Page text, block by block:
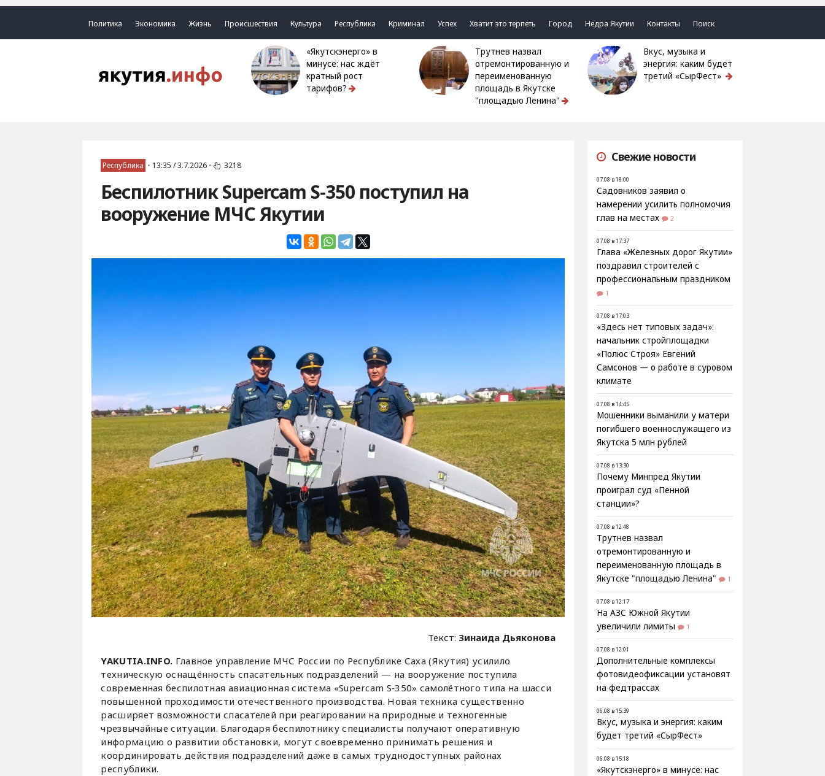
Политика Экономика Жизнь Происшествия Культура Республика Криминал Успех Хватит это терпеть Город Недра Якутии Контакты Поиск
«Якутскэнерго» в
минусе: нас ждёт
кратный рост
тарифов?
Трутнев назвал
отремонтированную и
переименованную
площадь в Якутске
"площадью Ленина"
Вкус, музыка и
энергия: каким будет
третий «СырФест»
Республика • 13:35 / 3.7.2026 • 3218
Беспилотник Supercam S‑350 поступил на
вооружение МЧС Якутии
Текст: Зинаида Дьяконова
YAKUTIA.INFO. Главное управление МЧС России по Республике Саха (Якутия) усилило
техническую оснащённость спасательных подразделений — на вооружение поступила
современная беспилотная авиационная система «Supercam S‑350» самолётного типа на шасси
повышенной проходимости отечественного производства. Новая техника существенно
расширяет возможности спасателей при реагировании на природные и техногенные
чрезвычайные ситуации. Благодаря беспилотнику специалисты получают оперативную
информацию о развитии обстановки, могут своевременно принимать решения и
координировать действия подразделений даже в самых труднодоступных районах
республики.
Свежие новости
07.08 в 18:00
Садовников заявил о
намерении усилить полномочия
глав на местах
2
07.08 в 17:37
Глава «Железных дорог Якутии»
поздравил строителей с
профессиональным праздником
1
07.08 в 17:03
«Здесь нет типовых задач»:
начальник стройплощадки
«Полюс Строя» Евгений
Самсонов — о работе в суровом
климате
07.08 в 14:45
Мошенники выманили у матери
погибшего военнослужащего из
Якутска 5 млн рублей
07.08 в 13:30
Почему Минпред Якутии
проиграл суд «Пенной
станции»?
07.08 в 12:48
Трутнев назвал
отремонтированную и
переименованную площадь в
Якутске "площадью Ленина"
1
07.08 в 12:17
На АЗС Южной Якутии
увеличили лимиты
1
07.08 в 12:01
Дополнительные комплексы
фотовидеофиксации установят
на федтрассах
06.08 в 15:39
Вкус, музыка и энергия: каким
будет третий «СырФест»
06.08 в 15:18
«Якутскэнерго» в минусе: нас